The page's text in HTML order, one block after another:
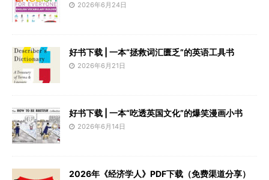
2026年6月24日
好书下载 | 一本“拯救词汇匮乏”的英语工具书
2026年6月21日
好书下载 | 一本“吃透英国文化”的爆笑漫画小书
2026年6月14日
2026年《经济学人》PDF下载（免费渠道分享）